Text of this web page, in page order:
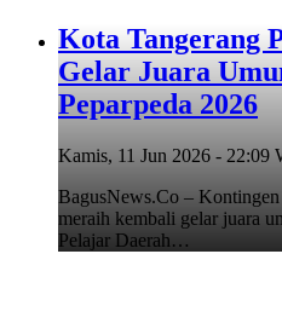
Kota Tangerang
Gelar Juara
Peparpeda 2026
Kamis, 11 Jun 2026 - 22:09
BagusNews.Co –
meraih kembali gelar juara
Pelajar Daerah…